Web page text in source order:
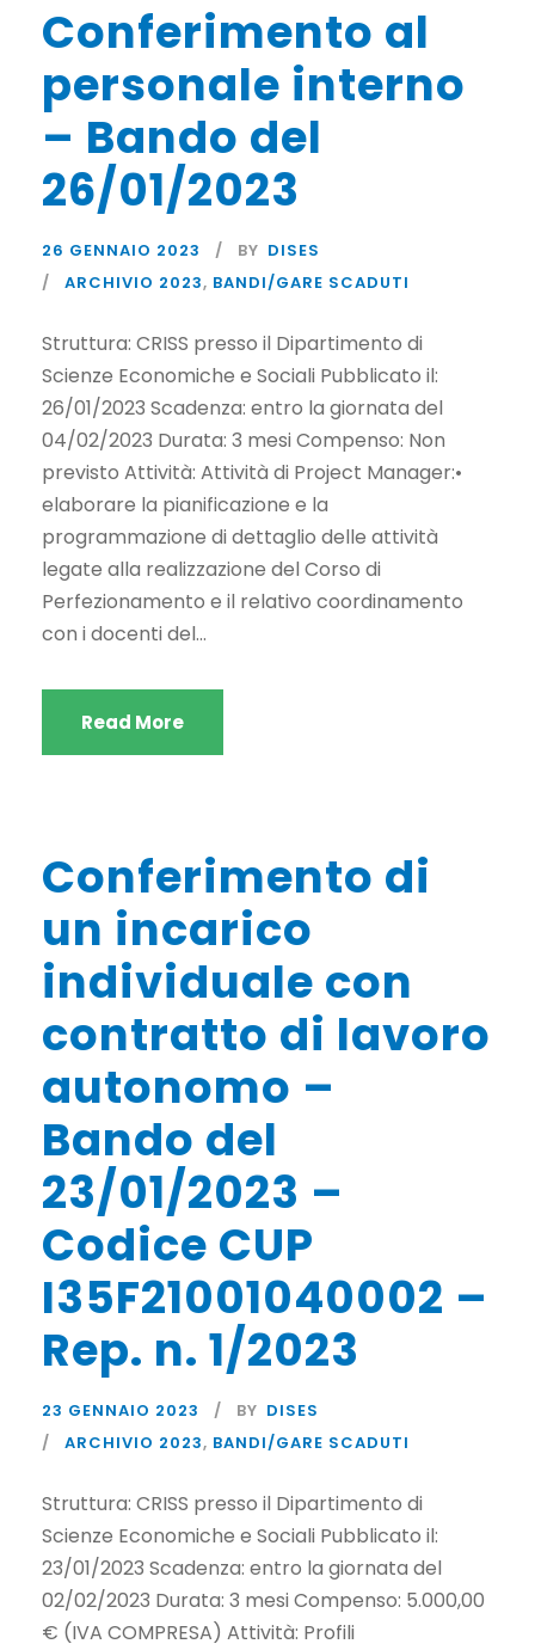
Conferimento al
personale interno
– Bando del
26/01/2023
26 GENNAIO 2023 BY DISES
ARCHIVIO 2023, BANDI/GARE SCADUTI
Struttura: CRISS presso il Dipartimento di
Scienze Economiche e Sociali Pubblicato il:
26/01/2023 Scadenza: entro la giornata del
04/02/2023 Durata: 3 mesi Compenso: Non
previsto Attività: Attività di Project Manager:•
elaborare la pianificazione e la
programmazione di dettaglio delle attività
legate alla realizzazione del Corso di
Perfezionamento e il relativo coordinamento
con i docenti del...
Read More
Conferimento di
un incarico
individuale con
contratto di lavoro
autonomo –
Bando del
23/01/2023 –
Codice CUP
I35F21001040002 –
Rep. n. 1/2023
23 GENNAIO 2023 BY DISES
ARCHIVIO 2023, BANDI/GARE SCADUTI
Struttura: CRISS presso il Dipartimento di
Scienze Economiche e Sociali Pubblicato il:
23/01/2023 Scadenza: entro la giornata del
02/02/2023 Durata: 3 mesi Compenso: 5.000,00
€ (IVA COMPRESA) Attività: Profili